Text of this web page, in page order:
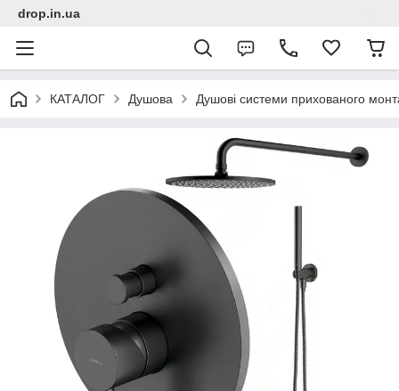
drop.in.ua
КАТАЛОГ Душова Душові системи прихованого